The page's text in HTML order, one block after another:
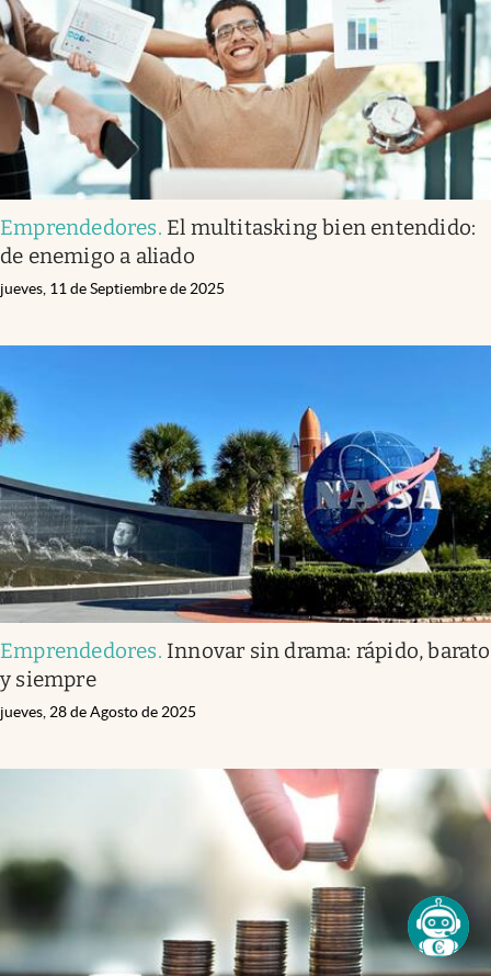
Emprendedores. El multitasking bien entendido:
de enemigo a aliado
jueves, 11 de Septiembre de 2025
Emprendedores. Innovar sin drama: rápido, barato
y siempre
jueves, 28 de Agosto de 2025